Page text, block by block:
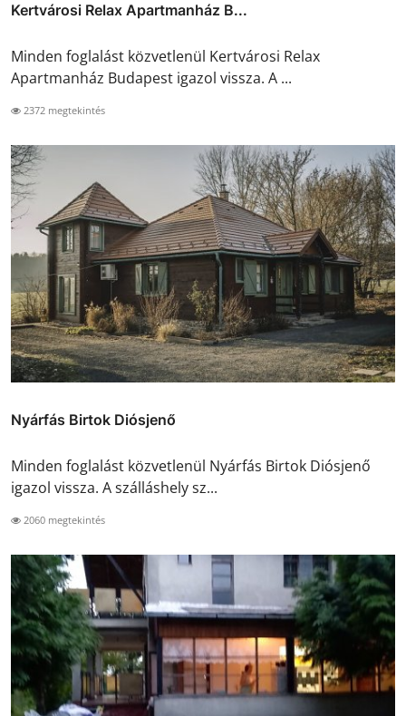
Kertvárosi Relax Apartmanház B...
Minden foglalást közvetlenül Kertvárosi Relax
Apartmanház Budapest igazol vissza. A ...
2372 megtekintés
Nyárfás Birtok Diósjenő
Minden foglalást közvetlenül Nyárfás Birtok Diósjenő
igazol vissza. A szálláshely sz...
2060 megtekintés